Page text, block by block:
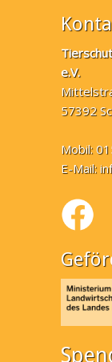
e.V.
57392
Mobil:
E-Mail: